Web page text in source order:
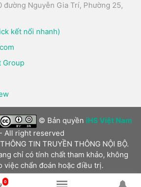
đường Nguyễn Gia Trí, Phường 25,
kết nối nhanh)
Group
© Bản quyền iHS Việt Nam
- All right reserved
TIN TRUYỀN THÔNG NỘI BỘ.
chỉ có tính chất tham khảo, không
việc chẩn đoán hoặc điều trị.
0